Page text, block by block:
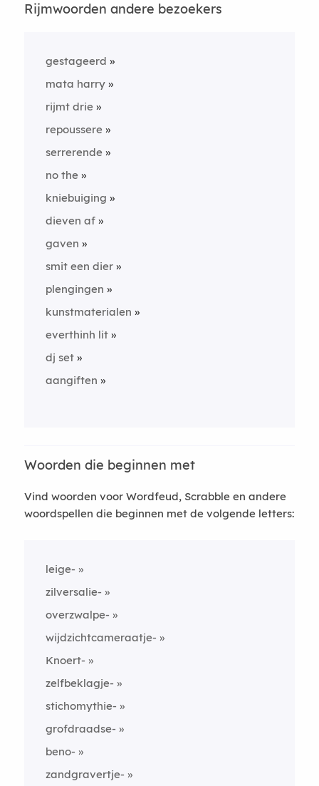
Rijmwoorden andere bezoekers
gestageerd
mata harry
rijmt drie
repoussere
serrerende
no the
kniebuiging
dieven af
gaven
smit een dier
plengingen
kunstmaterialen
everthinh lit
dj set
aangiften
Woorden die beginnen met
Vind woorden voor Wordfeud, Scrabble en andere
woordspellen die beginnen met de volgende letters:
leige-
zilversalie-
overzwalpe-
wijdzichtcameraatje-
Knoert-
zelfbeklagje-
stichomythie-
grofdraadse-
beno-
zandgravertje-